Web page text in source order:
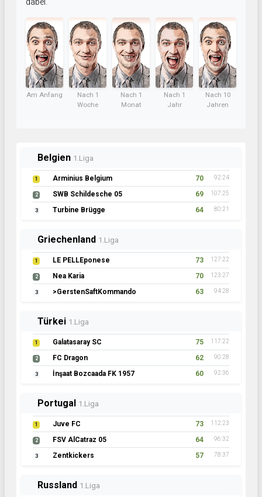
dabei.
Am Anfang
Nach 1
Woche
Nach 1
Monat
Nach 1
Jahr
Nach 10
Jahren
Belgien 1.Liga
1 Arminius Belgium 70 92:24
2 SWB Schildesche 05 69 107:25
3 Turbine Brügge 64 80:21
Griechenland 1.Liga
1 LE PELLEponese 73 127:22
2 Nea Karia 70 123:27
3 >GerstenSaftKommando 63 94:28
Türkei 1.Liga
1 Galatasaray SC 75 117:22
2 FC Dragon 62 90:28
3 İnşaat Bozcaada FK 1957 60 92:36
Portugal 1.Liga
1 Juve FC 73 112:23
2 FSV AlCatraz 05 64 96:32
3 Zentkickers 57 78:37
Russland 1.Liga